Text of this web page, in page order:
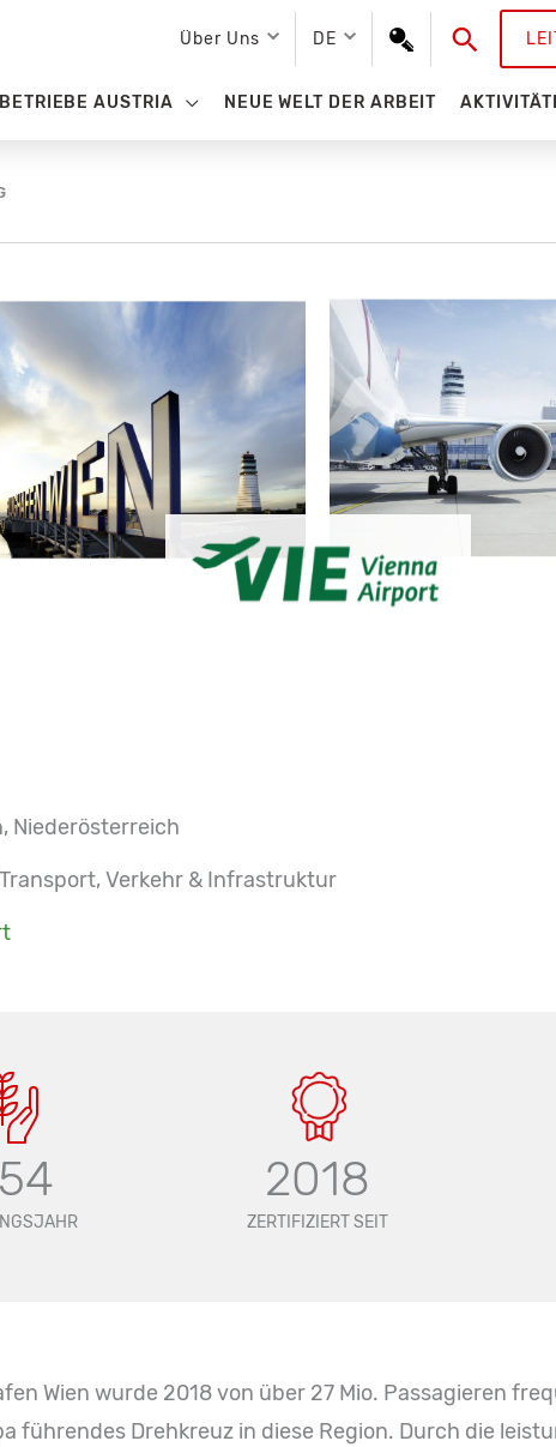
Über Uns DE Suchen
AUSTRIA NEUE WELT DER ARBEIT
Niederösterreich
Verkehr & Infrastruktur
2018
ZERTIFIZIERT SEIT
Wien wurde 2018 von über 27 Mio. Passagieren
führendes Drehkreuz in diese Region. Durch die